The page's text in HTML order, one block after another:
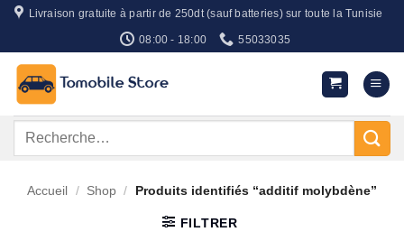
Passer
contenu
Livraison gratuite à partir de 250dt (sauf batteries) sur toute la Tunisie
08:00 - 18:00 55033035
Recherche
Accueil / Shop / Produits identifiés “additif molybdène”
FILTRER